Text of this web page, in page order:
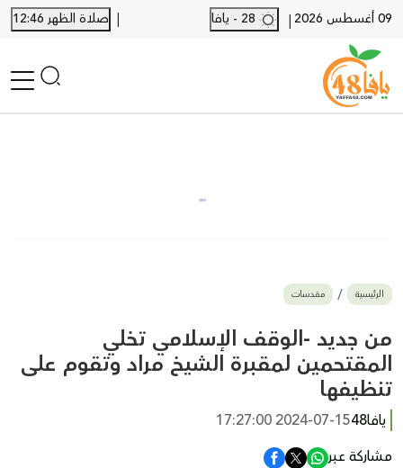
09 أغسطس 2026 |
| صلاة الظهر 12:46
بيع وشراء
أخبار القدس
وفيات
المزيد
الرئيسية مقدسات
من جديد -الوقف الإسلامي تخلي
المقتحمين لمقبرة الشيخ مراد وتقوم على
تنظيفها
يافا48
2024-07-15 17:27:00
مشاركة عبر